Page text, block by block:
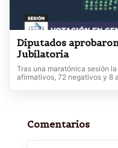
Diputados
Jubilatoria
Tras una maratónica sesión
afirmativos, 72 negativos y 8
Comentarios